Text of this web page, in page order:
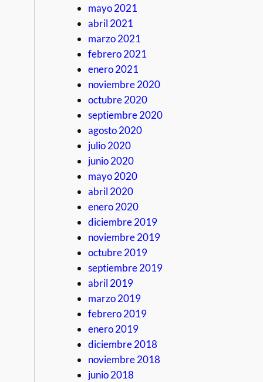
mayo 2021
abril 2021
marzo 2021
febrero 2021
enero 2021
noviembre 2020
octubre 2020
septiembre 2020
agosto 2020
julio 2020
junio 2020
mayo 2020
abril 2020
enero 2020
diciembre 2019
noviembre 2019
octubre 2019
septiembre 2019
abril 2019
marzo 2019
febrero 2019
enero 2019
diciembre 2018
noviembre 2018
junio 2018